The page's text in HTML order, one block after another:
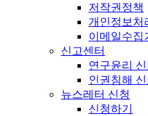
저작권정책
개인정보처
이메일수집
신고센터
연구윤리
인권침해
뉴스레터 신청
신청하기